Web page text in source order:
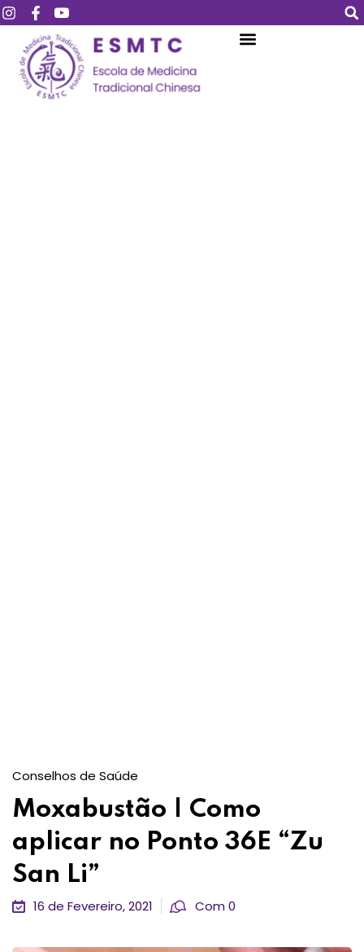
Conselhos de Saúde
Moxabustão | Como
aplicar no Ponto 36E “Zu
San Li”
16 de Fevereiro, 2021 Com 0
Login Assinar
Login